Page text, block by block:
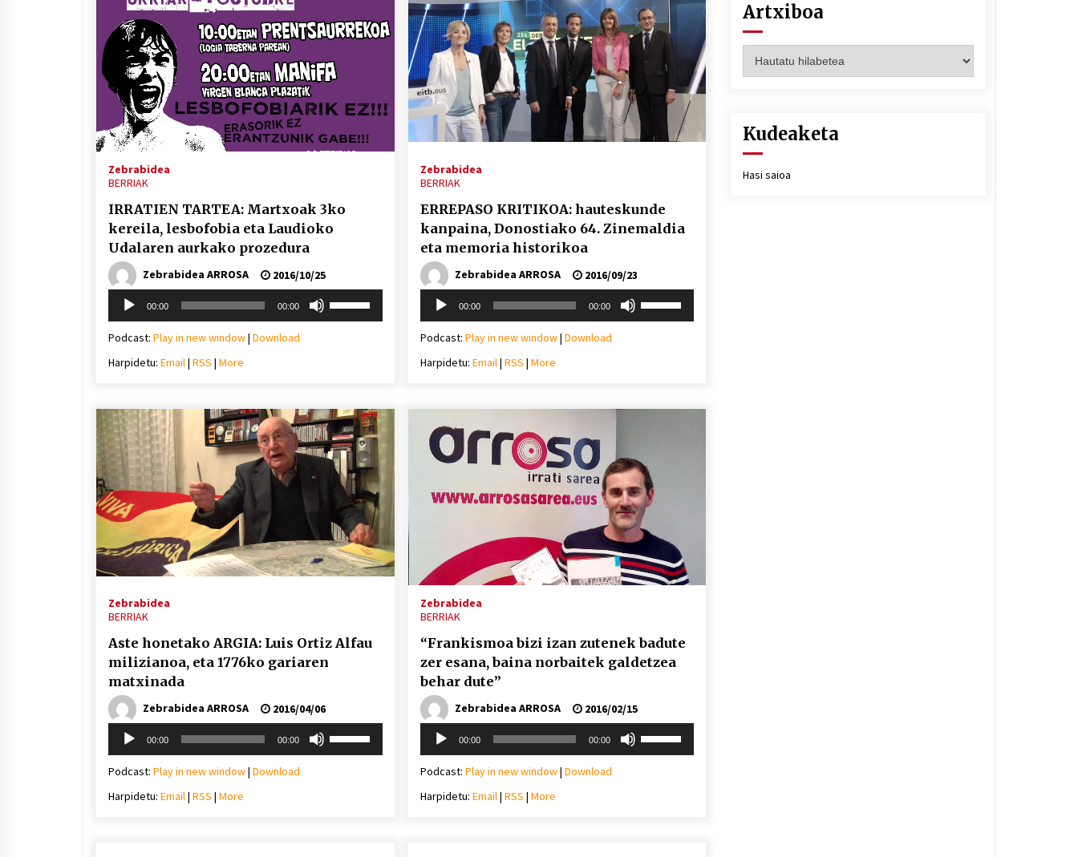
Zebrabidea
BERRIAK
IRRATIEN TARTEA: Martxoak 3ko
kereila, lesbofobia eta Laudioko
Udalaren aurkako prozedura
Zebrabidea ARROSA
2016/10/25
Soinu
erreproduzigailua
00:00 00:00
jaisteko.
Podcast: Play in new window| Download
Harpidetu: Email| RSS | More
Zebrabidea
BERRIAK
ERREPASO KRITIKOA: hauteskunde
kanpaina, Donostiako 64. Zinemaldia
eta memoria historikoa
Zebrabidea ARROSA
2016/09/23
Soinu
erreproduzigailua
00:00 00:00
Podcast: Play in new window| Download
Harpidetu: Email| RSS | More
Zebrabidea
BERRIAK
Aste honetako ARGIA: Luis Ortiz Alfau
milizianoa, eta 1776ko gariaren
matxinada
Zebrabidea ARROSA
2016/04/06
Soinu
erreproduzigailua
00:00 00:00
Podcast: Play in new window| Download
Harpidetu: Email| RSS | More
Zebrabidea
BERRIAK
“Frankismoa bizi izan zutenek badute
zer esana, baina norbaitek galdetzea
behar dute”
Zebrabidea ARROSA
2016/02/15
Soinu
erreproduzigailua
00:00 00:00
Podcast: Play in new window| Download
Harpidetu: Email| RSS | More
Artxiboa
Kudeaketa
Hasi saioa